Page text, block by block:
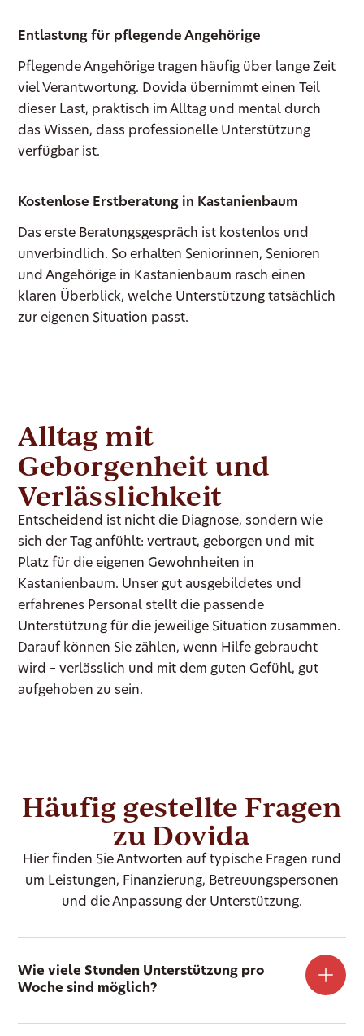
Entlastung für pflegende Angehörige
Pflegende Angehörige tragen häufig über lange Zeit
viel Verantwortung. Dovida übernimmt einen Teil
dieser Last, praktisch im Alltag und mental durch
das Wissen, dass professionelle Unterstützung
verfügbar ist.
Kostenlose Erstberatung in Kastanienbaum
Das erste Beratungsgespräch ist kostenlos und
unverbindlich. So erhalten Seniorinnen, Senioren
und Angehörige in Kastanienbaum rasch einen
klaren Überblick, welche Unterstützung tatsächlich
zur eigenen Situation passt.
Alltag mit
Geborgenheit und
Verlässlichkeit
Entscheidend ist nicht die Diagnose, sondern wie
sich der Tag anfühlt: vertraut, geborgen und mit
Platz für die eigenen Gewohnheiten in
Kastanienbaum. Unser gut ausgebildetes und
erfahrenes Personal stellt die passende
Unterstützung für die jeweilige Situation zusammen.
Darauf können Sie zählen, wenn Hilfe gebraucht
wird – verlässlich und mit dem guten Gefühl, gut
aufgehoben zu sein.
Häufig gestellte Fragen
zu Dovida
Hier finden Sie Antworten auf typische Fragen rund
um Leistungen, Finanzierung, Betreuungspersonen
und die Anpassung der Unterstützung.
Wie viele Stunden Unterstützung pro
Woche sind möglich?